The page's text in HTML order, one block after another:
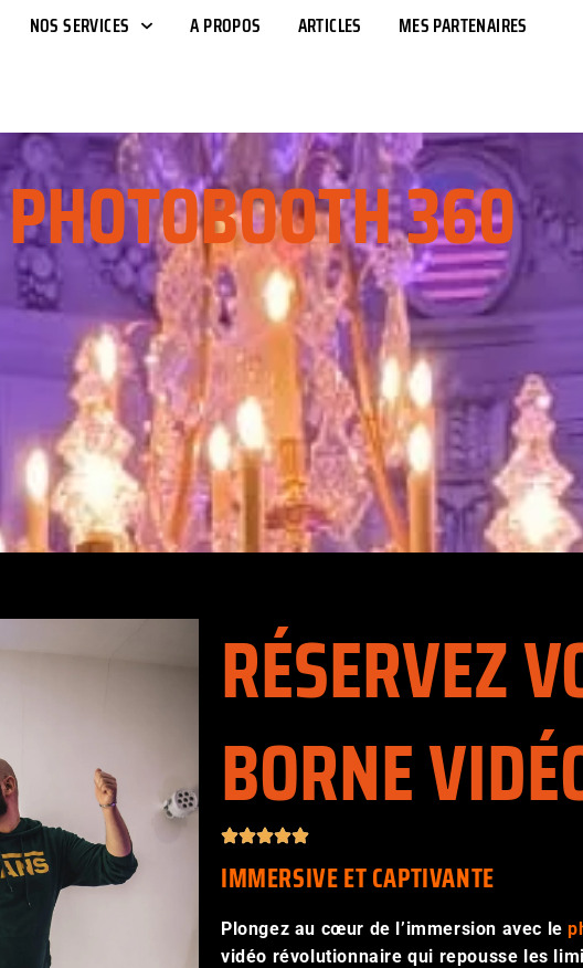
NOS SERVICES A PROPOS ARTICLES MES PARTENAIRES
360
RÉSERVEZ
BORNE
IMMERSIVEETCAPTIVANTE
Plongez au cœur de l’immersion avec le
vidéo révolutionnaire qui repousse les